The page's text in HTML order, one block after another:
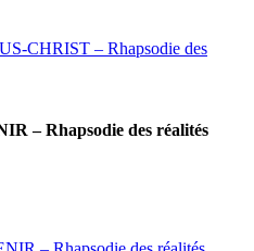
– Rhapsodie des réalités